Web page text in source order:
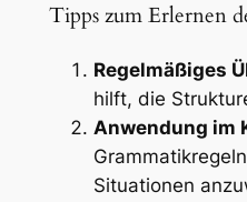
Tipps zum Erlernen
Regelmäßiges
hilft, die
Anwendung im
Situationen